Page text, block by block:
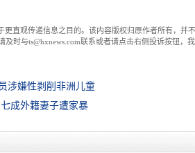
更直观传递信息之目的。该内容版权归原作者所有，并
时与ts@hxnews.com联系或者请点击右侧投诉按钮，
涉嫌性剥削非洲儿童
成外籍妻子遭家暴